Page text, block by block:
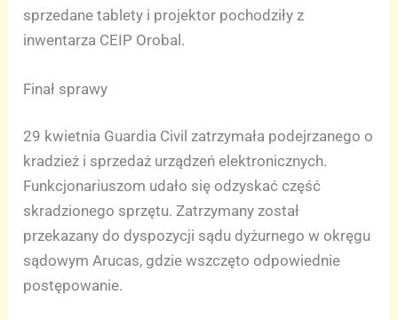
sprzedane tablety i projektor pochodziły z
inwentarza CEIP Orobal.
Finał sprawy
29 kwietnia Guardia Civil zatrzymała podejrzanego o
kradzież i sprzedaż urządzeń elektronicznych.
Funkcjonariuszom udało się odzyskać część
skradzionego sprzętu. Zatrzymany został
przekazany do dyspozycji sądu dyżurnego w okręgu
sądowym Arucas, gdzie wszczęto odpowiednie
postępowanie.